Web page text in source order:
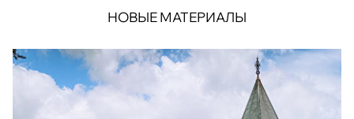
НОВЫЕ МАТЕРИАЛЫ